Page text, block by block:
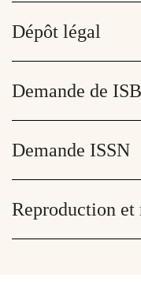
Dépôt légal
Demande de
Demande ISSN
Reproduction et